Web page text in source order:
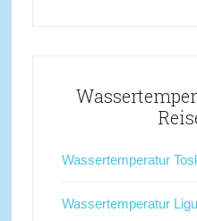
Wassertemperatur
Wassertemperatur